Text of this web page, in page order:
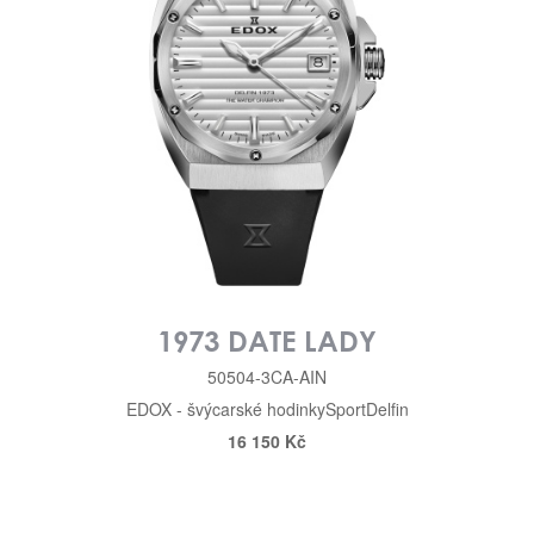
1973 DATE LADY
50504-3CA-AIN
EDOX - švýcarské hodinkySportDelfin
16 150 Kč